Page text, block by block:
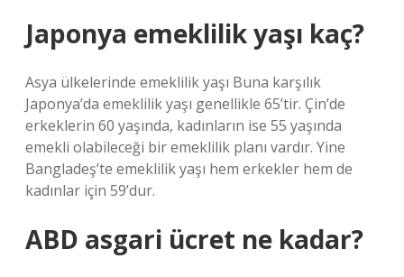
Japonya emeklilik yaşı kaç?
Asya ülkelerinde emeklilik yaşı Buna karşılık
Japonya’da emeklilik yaşı genellikle 65’tir. Çin’de
erkeklerin 60 yaşında, kadınların ise 55 yaşında
emekli olabileceği bir emeklilik planı vardır. Yine
Bangladeş’te emeklilik yaşı hem erkekler hem de
kadınlar için 59’dur.
ABD asgari ücret ne kadar?